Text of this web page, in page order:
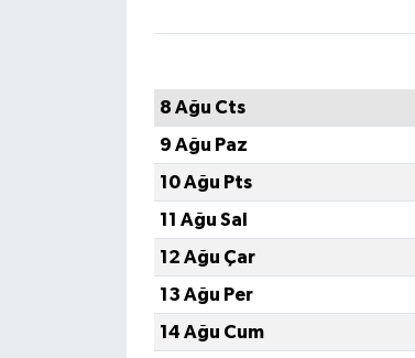
8 Ağu Cts
9 Ağu Paz
10 Ağu Pts
11 Ağu Sal
12 Ağu Çar
13 Ağu Per
14 Ağu Cum